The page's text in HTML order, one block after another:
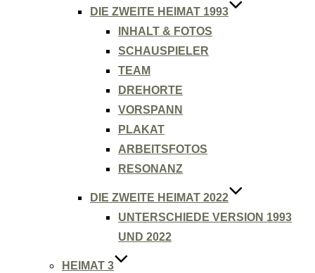
DIE ZWEITE HEIMAT 1993
INHALT & FOTOS
SCHAUSPIELER
TEAM
DREHORTE
VORSPANN
PLAKAT
ARBEITSFOTOS
RESONANZ
DIE ZWEITE HEIMAT 2022
UNTERSCHIEDE VERSION 1993
UND 2022
HEIMAT 3